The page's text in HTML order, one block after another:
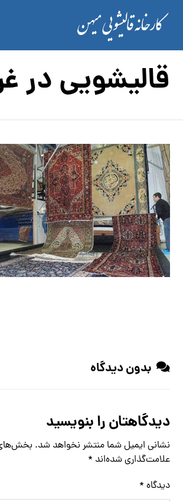
قالیشویی در
بدون دیدگاه
دیدگاهتان را بنویسید
نشانی ایمیل شما منتشر نخواهد شد. بخش‌های
علامت‌گذاری شده‌اند *
دیدگاه *